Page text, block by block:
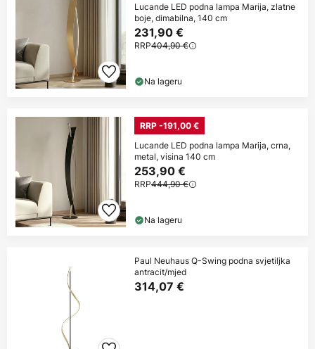
Lucande LED podna lampa Marija, zlatne
boje, dimabilna, 140 cm
231,90 €
RRP404,90 €
Na lageru
RRP -191,00 €
Lucande LED podna lampa Marija, crna,
metal, visina 140 cm
253,90 €
RRP444,90 €
Na lageru
Paul Neuhaus Q-Swing podna svjetiljka
antracit/mjed
314,07 €